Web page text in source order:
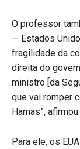
O professor
— Estados
fragilidade da
direita do
ministro [da
que vai romper
Hamas”, afirmou.
Para ele, os